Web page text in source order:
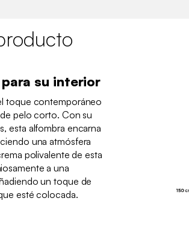
su interior
toque contemporáneo
pelo corto. Con su
esta alfombra encarna
una atmósfera
polivalente de esta
a una
un toque de
esté colocada.